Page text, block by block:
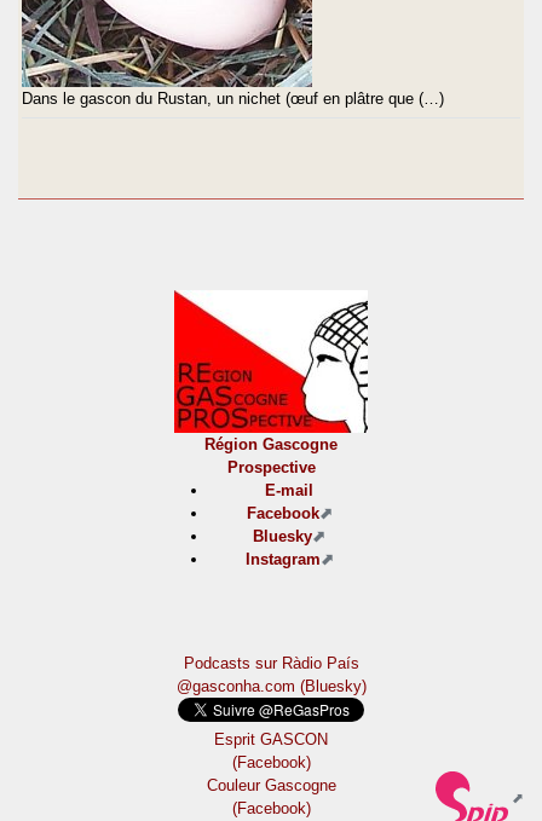
Dans le gascon du Rustan, un nichet (œuf en plâtre que (…)
Région Gascogne
Prospective
E-mail
Facebook
Bluesky
Instagram
Podcasts sur Ràdio País
@gasconha.com (Bluesky)
Esprit GASCON
(Facebook)
Couleur Gascogne
(Facebook)